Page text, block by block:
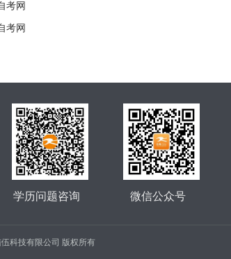
考网
考网
微信公众号
学历问题咨询
科技有限公司 版权所有